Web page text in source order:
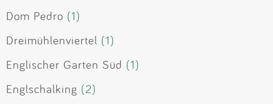
Dom Pedro (1)
Dreimühlenviertel (1)
Englischer Garten Süd (1)
Englschalking (2)